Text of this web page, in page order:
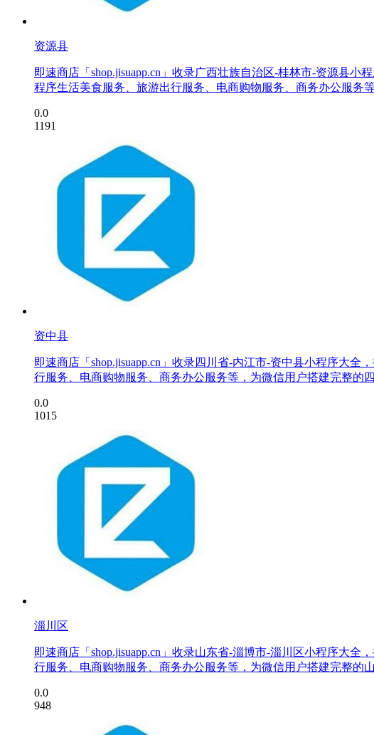
资源县
即速商店「shop.jisuapp.cn」收录广西壮族自治区-桂林市-资源县
程序生活美食服务、旅游出行服务、电商购物服务、商务办公服务
0.0
1191
资中县
即速商店「shop.jisuapp.cn」收录四川省-内江市-资中县小程序大
行服务、电商购物服务、商务办公服务等，为微信用户搭建完整的
0.0
1015
淄川区
即速商店「shop.jisuapp.cn」收录山东省-淄博市-淄川区小程序大
行服务、电商购物服务、商务办公服务等，为微信用户搭建完整的
0.0
948